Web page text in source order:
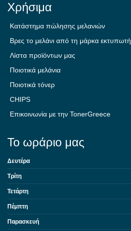
Χρήσιμα
Κατάστημα πώλησης μελανιών
Βρες το μελάνι από τη μάρκα εκτυπωτή
Λίστα προϊόντων μας
Ποιοτικά μελάνια
Ποιοτικά τόνερ
CHIPS
Επικοινωνία με την TonerGreece
Το ωράριο μας
Δευτέρα
Τρίτη
Τετάρτη
Πέμπτη
Παρασκευή